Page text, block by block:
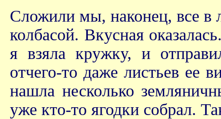
Сложили мы, наконец, все в
колбасой. Вкусная
я взяла кружку, и
отчего-то даже листьев ее
нашла несколько
уже кто-то ягодки собрал.